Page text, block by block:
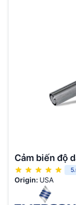
Cảm biến độ
Origin: USA